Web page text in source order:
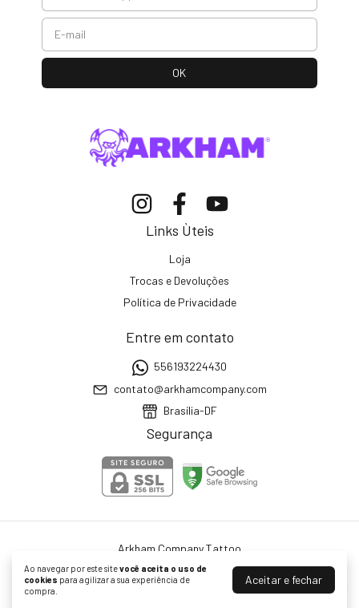
Ao navegar por este sitevocê aceita o uso de
cookies para agilizar a sua experiência de
compra.
Aceitar e fechar
Links Ùteis
Loja
Trocas e Devoluções
Política de Privacidade
Entre em contato
556193224430
contato@arkhamcompany.com
Brasília-DF
Segurança
Arkham Company Tattoo
©2026. ARKHAM COMERCIO ATACADISTA DE INSTRUMENTOS E MATERIAIS
PARA USO MEDICO LTDA - 37543732000138. Todos os direitos reservados.